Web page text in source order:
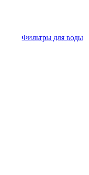
Фильтры для воды